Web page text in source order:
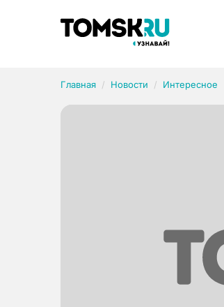
Главная Новости Интересное
Рубрики